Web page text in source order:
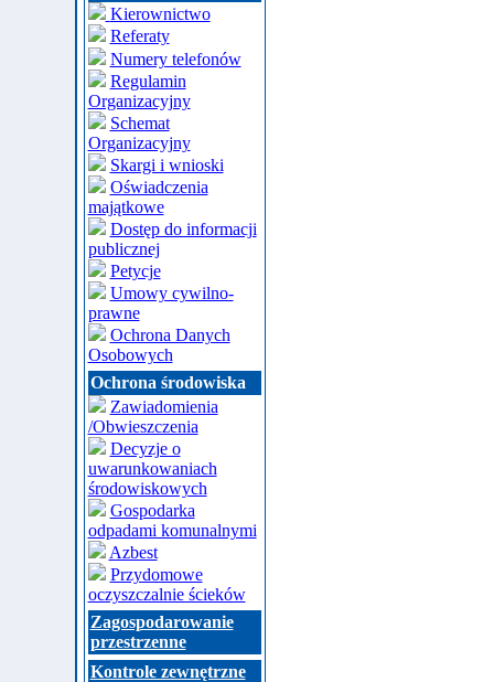
Kierownictwo
Referaty
Numery telefonów
Regulamin
Organizacyjny
Schemat
Organizacyjny
Skargi i wnioski
Oświadczenia
majątkowe
Dostęp do informacji
publicznej
Petycje
Umowy cywilno-
prawne
Ochrona Danych
Osobowych
Ochrona środowiska
Zawiadomienia
/Obwieszczenia
Decyzje o
uwarunkowaniach
środowiskowych
Gospodarka
odpadami komunalnymi
Azbest
Przydomowe
oczyszczalnie ścieków
Zagospodarowanie
przestrzenne
Kontrole zewnętrzne